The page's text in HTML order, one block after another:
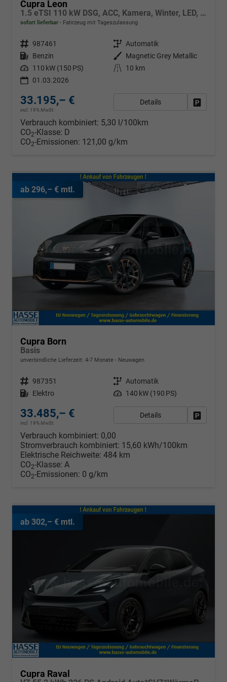
Cupra Leon
1.5 eTSI 110 kW DSG, ACC, Kamera, Winter, LED, 18-Zoll, sofort
sofort lieferbar Fahrzeug mit Tageszulassung
Fahrzeugnr. 987461 Getriebe Automatik
Kraftstoff Benzin Außenfarbe
Magnetic Grey Metallic
Leistung 110 kW (150 PS) Kilometerstand
10 km
01.03.2026
33.195,– €
incl. 19% MwSt.
Details
Verbrauch kombiniert: 5,30 l/100km
CO2-Klasse: D
CO2-Emissionen: 121,00 g/km
ab 296,– € mtl.
Cupra Born
Basis
unverbindliche Lieferzeit: 4-7 Monate Neuwagen
Fahrzeugnr. 987351 Getriebe Automatik
Kraftstoff Elektro Leistung 140 kW (190 PS)
33.485,– €
incl. 19% MwSt.
Details
Verbrauch kombiniert: 0,00
Stromverbrauch kombiniert: 15,60 kWh/100km
Elektrische Reichweite: 484 km
CO2-Klasse: A
CO2-Emissionen: 0 g/km
ab 302,– € mtl.
Cupra Raval